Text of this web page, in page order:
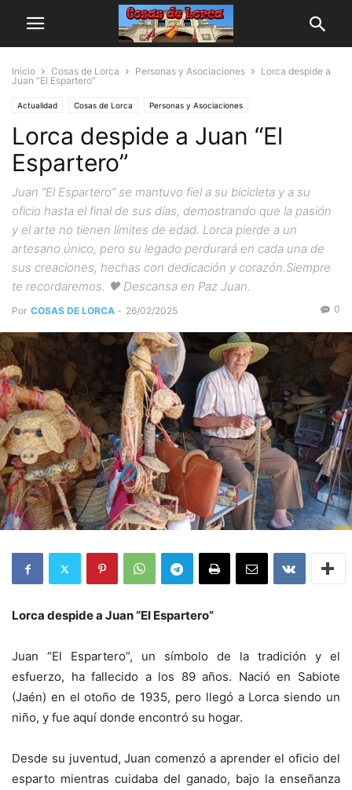
Inicio Cosas de Lorca Personas y Asociaciones
Lorca despide a
Juan “El Espartero”
Actualidad Cosas de Lorca Personas y Asociaciones
Lorca despide a Juan “El
Espartero”
Juan “El Espartero” se mantuvo fiel a su bicicleta y a su
oficio hasta el final de sus días, demostrando que la pasión
y el arte no tienen límites de edad. Lorca pierde a un
artesano único, pero su legado perdurará en cada una de
sus creaciones, hechas con dedicación y corazón.Siempre
te recordaremos. 🖤 Descansa en Paz Juan.
Por COSAS DE LORCA - 26/02/2025 0
Lorca despide a Juan “El Espartero”
Juan “El Espartero”, un símbolo de la tradición y el
esfuerzo, ha fallecido a los 89 años. Nació en Sabiote
(Jaén) en el otoño de 1935, pero llegó a Lorca siendo un
niño, y fue aquí donde encontró su hogar.
Desde su juventud, Juan comenzó a aprender el oficio del
esparto mientras cuidaba del ganado, bajo la enseñanza